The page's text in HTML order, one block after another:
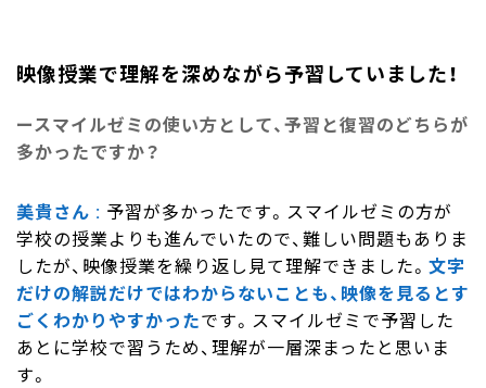
映像授業で理解を深めながら予習していました！
スマイルゼミの使い方として、予習と復習のどちらが
多かったですか？
美貴さん
予習が多かったです。スマイルゼミの方が
学校の授業よりも進んでいたので、難しい問題もありま
したが、映像授業を繰り返し見て理解できました。 文字
だけの解説だけではわからないことも、映像を見るとす
ごくわかりやすかったです。スマイルゼミで予習した
あとに学校で習うため、理解が一層深まったと思いま
す。